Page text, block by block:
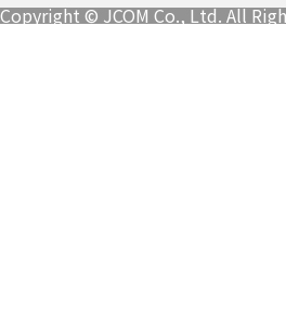
Copyright © JCOM Co., Ltd. All